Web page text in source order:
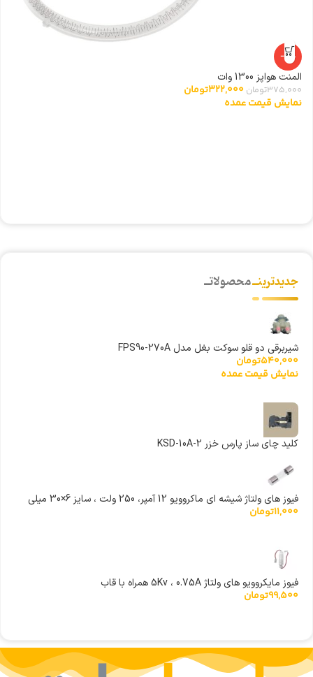
-14%
المنت هواپز 1300 وات
375,000تومان 322,000تومان
نمایش قیمت عمده
جدیدترینــمحصولاتــ
شیربرقی دو قلو سوکت بغل مدل FPS90-270A
540,000تومان
نمایش قیمت عمده
کلید چای ساز پارس خزر KSD-10A-2
فیوز های ولتاژ شیشه ای ماکروویو 12 آمپر، 250 ولت ، سایز 6×30 میلی
متر
11,000تومان
فیوز مایکروویو های ولتاژ 5Kv ، 0.75A همراه با قاب
99,500تومان